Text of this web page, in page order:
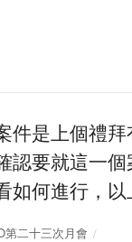
件是上個禮
認要就這一
何進行，以
第二十三次月會